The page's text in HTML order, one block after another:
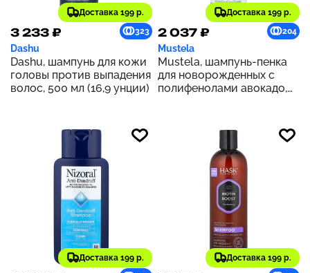
Доставка 199 р.
3 233 ₽ 323
Dashu
Dashu, шампунь для кожи
головы против выпадения
волос, 500 мл (16,9 унции)
Доставка 199 р.
2 037 ₽ 204
Mustela
Mustela, шампунь-пенка
для новорожденных с
полифенолами авокадо,
Доставка 199 р. Доставка 199 р.